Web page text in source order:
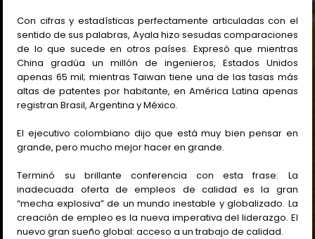
Con cifras y estadísticas perfectamente articuladas con el
sentido de sus palabras, Ayala hizo sesudas comparaciones
de lo que sucede en otros países. Expresó que mientras
China gradúa un millón de ingenieros, Estados Unidos
apenas 65 mil; mientras Taiwan tiene una de las tasas más
altas de patentes por habitante, en América Latina apenas
registran Brasil, Argentina y México.
El ejecutivo colombiano dijo que está muy bien pensar en
grande, pero mucho mejor hacer en grande.
Terminó su brillante conferencia con esta frase: La
inadecuada oferta de empleos de calidad es la gran
“mecha explosiva” de un mundo inestable y globalizado. La
creación de empleo es la nueva imperativa del liderazgo. El
nuevo gran sueño global: acceso a un trabajo de calidad.